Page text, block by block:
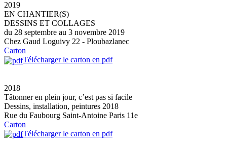
2019
EN CHANTIER(S)
DESSINS ET COLLAGES
du 28 septembre au 3 novembre 2019
Chez Gaud Loguivy 22 - Ploubazlanec
Carton
Télécharger le carton en pdf
2018
Tâtonner en plein jour, c’est pas si facile
Dessins, installation, peintures 2018
Rue du Faubourg Saint-Antoine Paris 11e
Carton
Télécharger le carton en pdf